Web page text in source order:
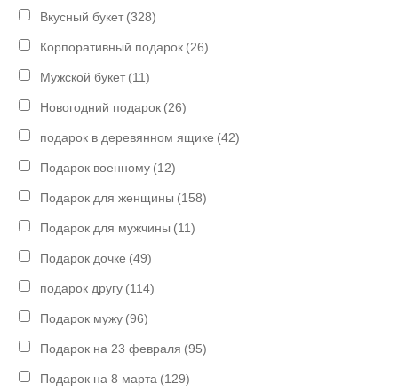
Вкусный букет (328)
Корпоративный подарок (26)
Мужской букет (11)
Новогодний подарок (26)
подарок в деревянном ящике (42)
Подарок военному (12)
Подарок для женщины (158)
Подарок для мужчины (11)
Подарок дочке (49)
подарок другу (114)
Подарок мужу (96)
Подарок на 23 февраля (95)
Подарок на 8 марта (129)